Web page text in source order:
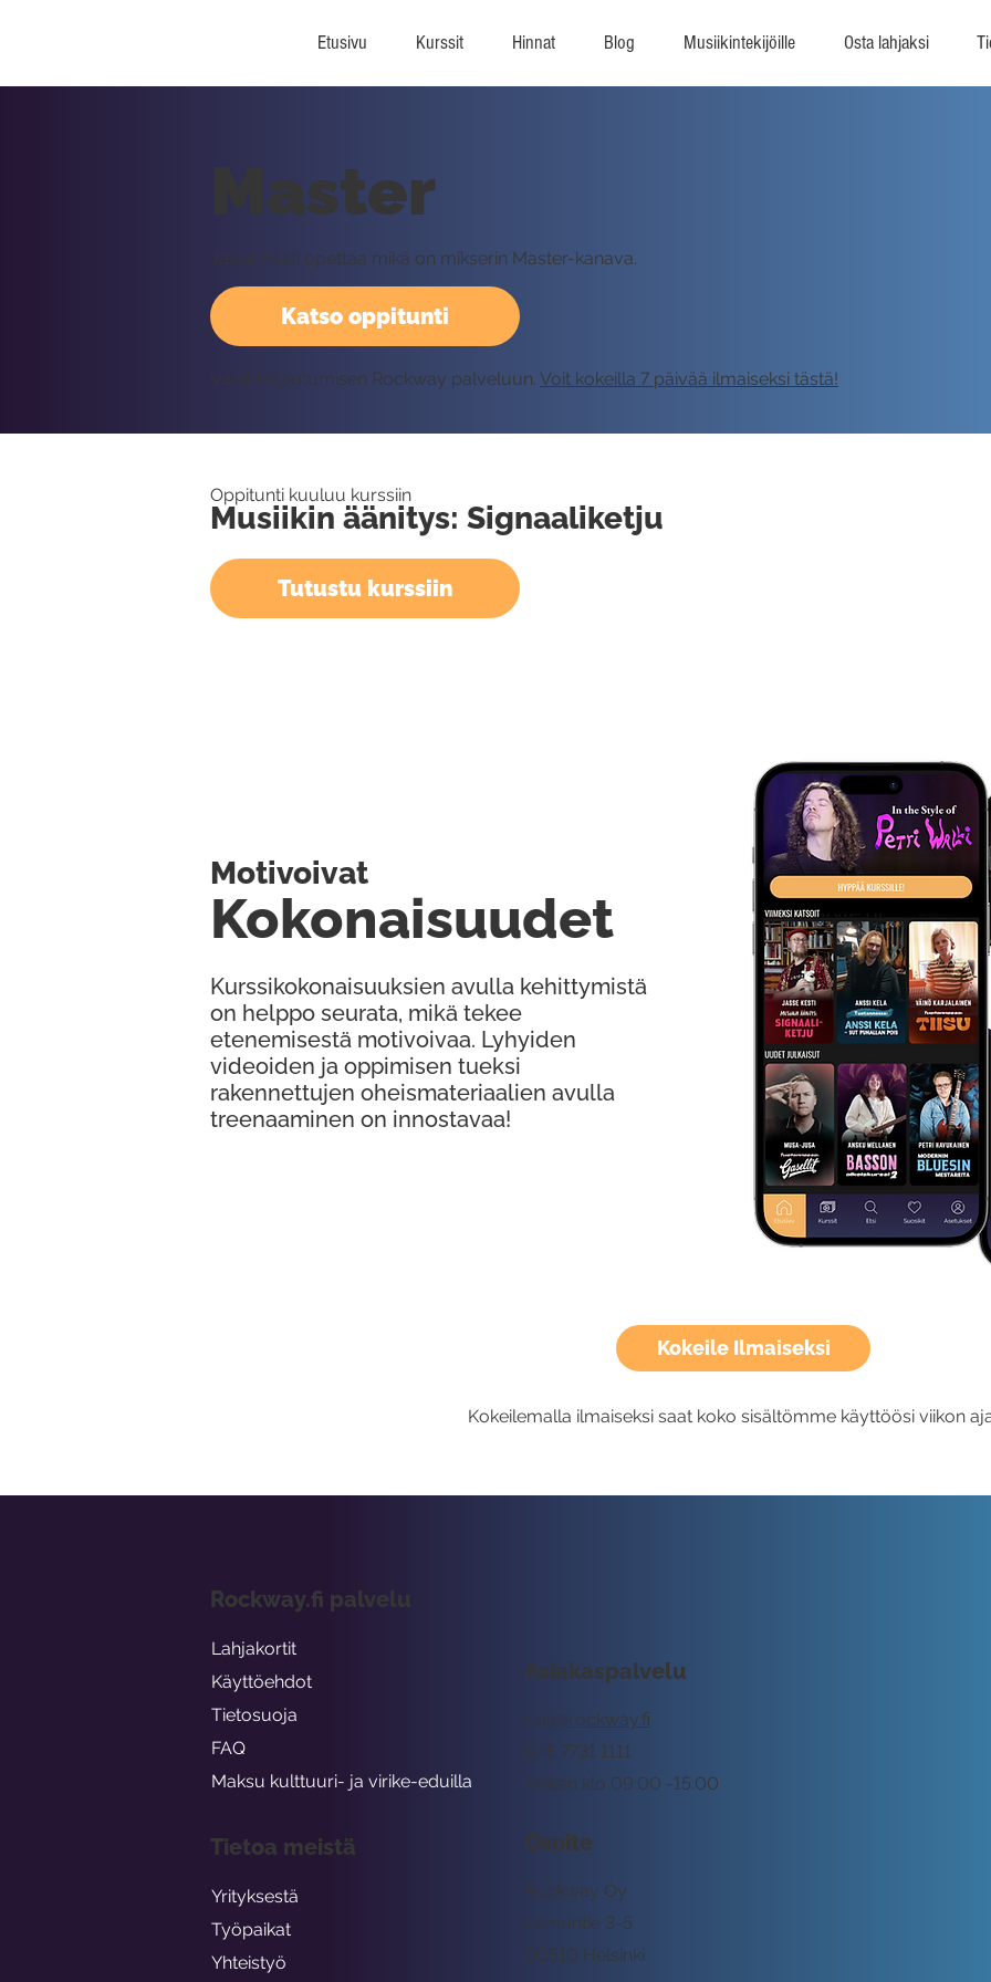
Etusivu Kurssit Hinnat Blog Musiikintekijöille Osta lahjaksi
Kokeile Ilmaiseksi
Kokeilemalla ilmaiseksi saat koko sisältömme käyttöösi viikon
Katso oppitunti
Master
Jasse Kesti opettaa mikä on mikserin Master-kanava.
Vaatii kirjautumisen Rockway palveluun. Voit kokeilla 7 päivää ilmaiseksi tästä!
Oppitunti kuuluu kurssiin
Musiikin äänitys: Signaaliketju
Tutustu kurssiin
Kurssikokonaisuuksien avulla kehittymistä
on helppo seurata, mikä tekee
etenemisestä motivoivaa. Lyhyiden
videoiden ja oppimisen tueksi
rakennettujen oheismateriaalien avulla
treenaaminen on innostavaa!
Kokonaisuudet
Motivoivat
Asiakaspalvelu
tuki@rockway.fi
Arkisin klo 09:00 -15:00
045 7731 1111
Osoite
Rockway Oy
Lemuntie 3-5
00510 Helsinki
Rockway.fi palvelu
Lahjakortit
Käyttöehdot
Tietosuoja
FAQ
Maksu kulttuuri- ja virike-eduilla
Tietoa meistä
Yrityksestä
Työpaikat
Yhteistyö